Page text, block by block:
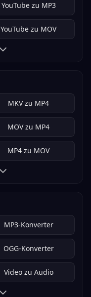
YouTube zu MP3
YouTube zu MOV
MKV zu MP4
MOV zu MP4
MP4 zu MOV
MP3-Konverter
OGG-Konverter
Video zu Audio